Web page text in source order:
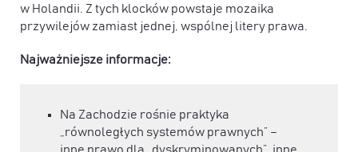
w Holandii. Z tych klocków powstaje mozaika
przywilejów zamiast jednej, wspólnej litery prawa.
Najważniejsze informacje:
Na Zachodzie rośnie praktyka
„równoległych systemów prawnych” –
inne prawo dla „dyskryminowanych”, inne